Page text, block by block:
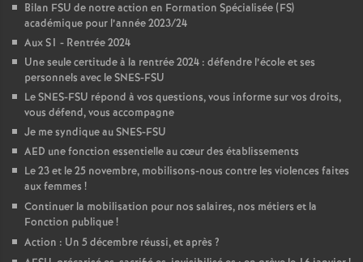
Bilan FSU de notre action en Formation Spécialisée (FS)
académique pour l’année 2023/24
Aux S1 - Rentrée 2024
Une seule certitude à la rentrée 2024 : défendre l’école et ses
personnels avec le SNES-FSU
Le SNES-FSU répond à vos questions, vous informe sur vos droits,
vous défend, vous accompagne
Je me syndique au SNES-FSU
AED une fonction essentielle au cœur des établissements
Le 23 et le 25 novembre, mobilisons-nous contre les violences faites
aux femmes !
Continuer la mobilisation pour nos salaires, nos métiers et la
Fonction publique!
Action : Un 5 décembre réussi, et après ?